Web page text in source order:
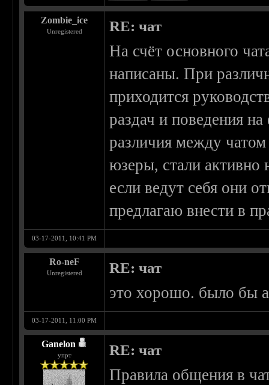
Zombie_ice
Unregistered RE: чат
На счёт основного
написаны. При
приходится
раздач и поведения
различия между
юзеры, стали активно
если ведут себя они
предлагаю внести в
03-17-2011, 10:41 PM
Ro-neF
Unregistered RE: чат
это хорошо. было бы
03-17-2011, 11:00 PM
Ganelon
упрт RE: чат
Правила общения в